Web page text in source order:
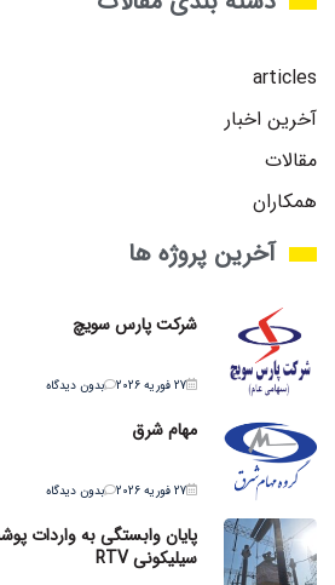
articles
آخرین اخبار
مقالات
همکاران
آخرین پروژه ها
شرکت پارس سویچ
27 فوریه 2026 بدون دیدگاه
مهام شرق
27 فوریه 2026 بدون دیدگاه
پایان وابستگی به واردات
سیلیکونی RTV